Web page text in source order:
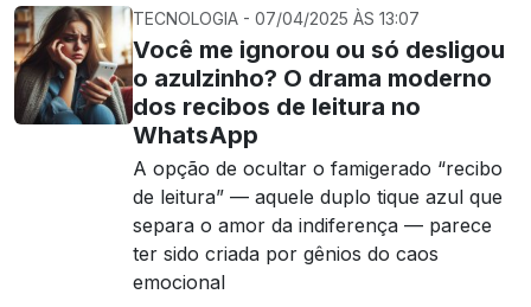
TECNOLOGIA - 07/04/2025 ÀS 13:07
Você me ignorou ou só desligou
o azulzinho? O drama moderno
dos recibos de leitura no
WhatsApp
A opção de ocultar o famigerado “recibo
de leitura” — aquele duplo tique azul que
separa o amor da indiferença — parece
ter sido criada por gênios do caos
emocional